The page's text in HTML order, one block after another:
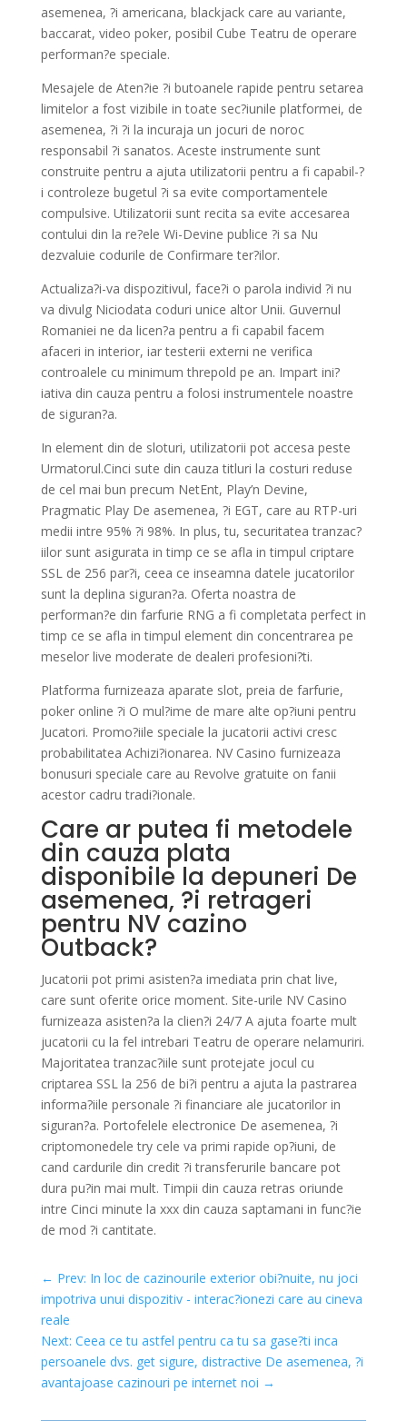
asemenea, ?i americana, blackjack care au variante,
baccarat, video poker, posibil Cube Teatru de operare
performan?e speciale.
Mesajele de Aten?ie ?i butoanele rapide pentru setarea
limitelor a fost vizibile in toate sec?iunile platformei, de
asemenea, ?i ?i la incuraja un jocuri de noroc
responsabil ?i sanatos. Aceste instrumente sunt
construite pentru a ajuta utilizatorii pentru a fi capabil-?
i controleze bugetul ?i sa evite comportamentele
compulsive. Utilizatorii sunt recita sa evite accesarea
contului din la re?ele Wi-Devine publice ?i sa Nu
dezvaluie codurile de Confirmare ter?ilor.
Actualiza?i-va dispozitivul, face?i o parola individ ?i nu
va divulg Niciodata coduri unice altor Unii. Guvernul
Romaniei ne da licen?a pentru a fi capabil facem
afaceri in interior, iar testerii externi ne verifica
controalele cu minimum threpold pe an. Impart ini?
iativa din cauza pentru a folosi instrumentele noastre
de siguran?a.
In element din de sloturi, utilizatorii pot accesa peste
Urmatorul.Cinci sute din cauza titluri la costuri reduse
de cel mai bun precum NetEnt, Play’n Devine,
Pragmatic Play De asemenea, ?i EGT, care au RTP-uri
medii intre 95% ?i 98%. In plus, tu, securitatea tranzac?
iilor sunt asigurata in timp ce se afla in timpul criptare
SSL de 256 par?i, ceea ce inseamna datele jucatorilor
sunt la deplina siguran?a. Oferta noastra de
performan?e din farfurie RNG a fi completata perfect in
timp ce se afla in timpul element din concentrarea pe
meselor live moderate de dealeri profesioni?ti.
Platforma furnizeaza aparate slot, preia de farfurie,
poker online ?i O mul?ime de mare alte op?iuni pentru
Jucatori. Promo?iile speciale la jucatorii activi cresc
probabilitatea Achizi?ionarea. NV Casino furnizeaza
bonusuri speciale care au Revolve gratuite on fanii
acestor cadru tradi?ionale.
Care ar putea fi metodele
din cauza plata
disponibile la depuneri De
asemenea, ?i retrageri
pentru NV cazino
Outback?
Jucatorii pot primi asisten?a imediata prin chat live,
care sunt oferite orice moment. Site-urile NV Casino
furnizeaza asisten?a la clien?i 24/7 A ajuta foarte mult
jucatorii cu la fel intrebari Teatru de operare nelamuriri.
Majoritatea tranzac?iile sunt protejate jocul cu
criptarea SSL la 256 de bi?i pentru a ajuta la pastrarea
informa?iile personale ?i financiare ale jucatorilor in
siguran?a. Portofelele electronice De asemenea, ?i
criptomonedele try cele va primi rapide op?iuni, de
cand cardurile din credit ?i transferurile bancare pot
dura pu?in mai mult. Timpii din cauza retras oriunde
intre Cinci minute la xxx din cauza saptamani in func?ie
de mod ?i cantitate.
← Prev: In loc de cazinourile exterior obi?nuite, nu joci
impotriva unui dispozitiv - interac?ionezi care au cineva
reale
Next: Ceea ce tu astfel pentru ca tu sa gase?ti inca
persoanele dvs. get sigure, distractive De asemenea, ?i
avantajoase cazinouri pe internet noi →